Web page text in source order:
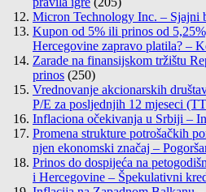
Micron Technology Inc. – Sjajni
Kupon od 5% ili prinos od
Hercegovine zapravo platila? –
Zarade na finansijskom tržištu
prinos (250)
Vrednovanje akcionarskih
P/E za posljednjih 12 mjeseci
Inflaciona očekivanja u Srbiji –
Promena strukture potrošačkih
njen ekonomski značaj –
Prinos do dospijeća na
i Hercegovine – Špekulativni